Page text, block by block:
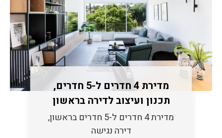
מדירת 4 חדרים ל-5 חדרים,
תכנון ועיצוב לדירה בראשון
מדירת 4 חדרים ל-5 חדרים בראשון,
דירה נגישה